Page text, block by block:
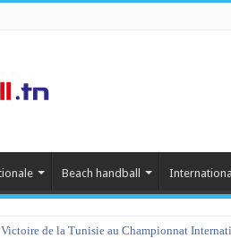
Beach handball International
Victoire de la Tunisie au Championnat